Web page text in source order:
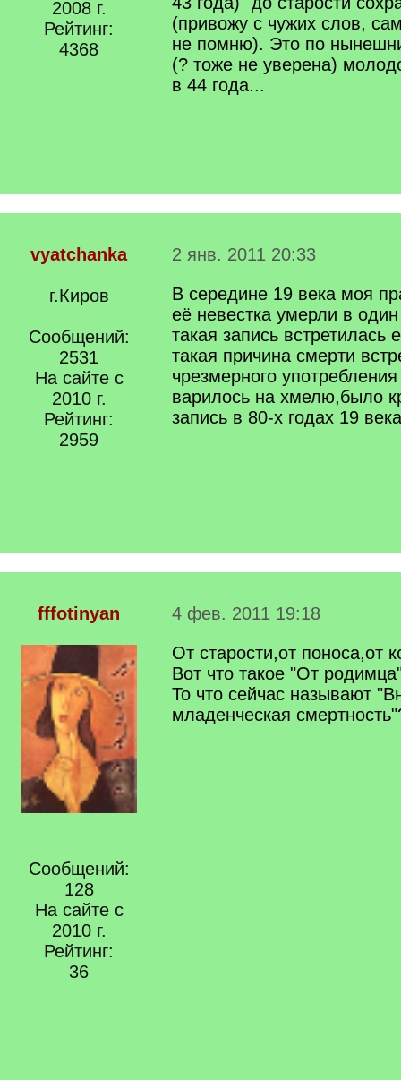
2008 г.
Рейтинг:
4368
]
(привожу с чужих слов,
не помню). Это по
(? тоже не уверена)
в 44 года...
vyatchanka
г.Киров
Сообщений:
2531
На сайте с
2010 г.
Рейтинг:
2959
2 янв. 2011 20:33
В середине 19 века моя
её невестка умерли в
такая запись
такая причина смерти
чрезмерного
варилось на хмелю,было
запись в 80-х годах 19
fffotinyan
Сообщений:
128
На сайте с
2010 г.
Рейтинг:
36
4 фев. 2011 19:18
От старости,от поноса,от
Вот что такое "От
То что сейчас называют
младенческая